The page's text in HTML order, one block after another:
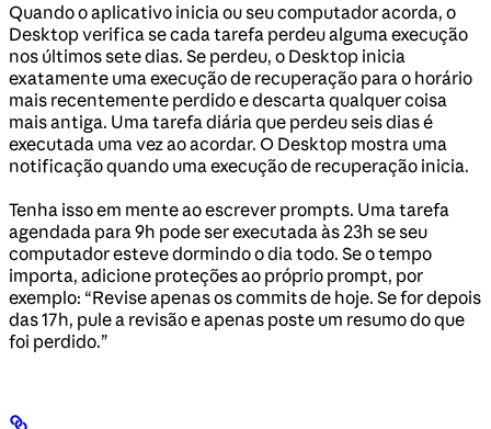
Quando o aplicativo inicia ou seu computador acorda, o
Desktop verifica se cada tarefa perdeu alguma execução
nos últimos sete dias. Se perdeu, o Desktop inicia
exatamente uma execução de recuperação para o horário
mais recentemente perdido e descarta qualquer coisa
mais antiga. Uma tarefa diária que perdeu seis dias é
executada uma vez ao acordar. O Desktop mostra uma
notificação quando uma execução de recuperação inicia.
Tenha isso em mente ao escrever prompts. Uma tarefa
agendada para 9h pode ser executada às 23h se seu
computador esteve dormindo o dia todo. Se o tempo
importa, adicione proteções ao próprio prompt, por
exemplo: “Revise apenas os commits de hoje. Se for depois
das 17h, pule a revisão e apenas poste um resumo do que
foi perdido.”